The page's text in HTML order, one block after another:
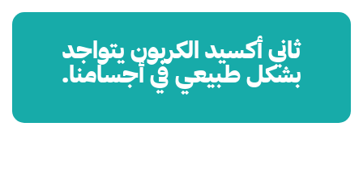
ثاني أكسيد الكربون يتواجد
بشكل طبيعي في أجسامنا.